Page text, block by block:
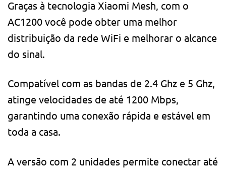
Graças à tecnologia Xiaomi Mesh, com o
AC1200 você pode obter uma melhor
distribuição da rede WiFi e melhorar o alcance
do sinal.
Compatível com as bandas de 2.4 Ghz e 5 Ghz,
atinge velocidades de até 1200 Mbps,
garantindo uma conexão rápida e estável em
toda a casa.
A versão com 2 unidades permite conectar até